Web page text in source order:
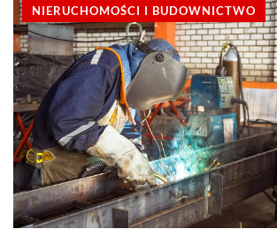
NIERUCHOMOŚCI I BUDOWNICTWO